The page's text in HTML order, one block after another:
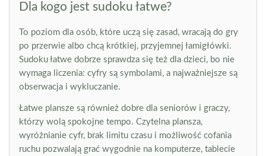
Dla kogo jest sudoku łatwe?
To poziom dla osób, które uczą się zasad, wracają do gry
po przerwie albo chcą krótkiej, przyjemnej łamigłówki.
Sudoku łatwe dobrze sprawdza się też dla dzieci, bo nie
wymaga liczenia: cyfry są symbolami, a najważniejsze są
obserwacja i wykluczanie.
Łatwe plansze są również dobre dla seniorów i graczy,
którzy wolą spokojne tempo. Czytelna plansza,
wyróżnianie cyfr, brak limitu czasu i możliwość cofania
ruchu pozwalają grać wygodnie na komputerze, tablecie